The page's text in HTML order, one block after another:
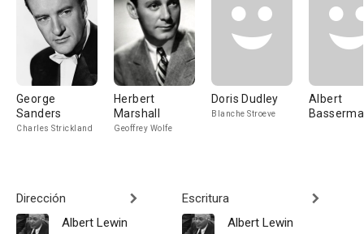
George
Sanders
Charles Strickland
Herbert
Marshall
Geoffrey Wolfe
Doris Dudley
Blanche Stroeve
Albert
Dirección
Albert Lewin
Escritura
Albert Lewin